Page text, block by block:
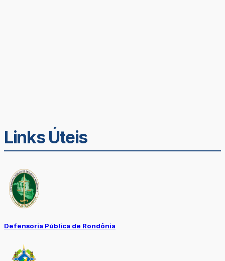
Links Úteis
Defensoria Pública de Rondônia